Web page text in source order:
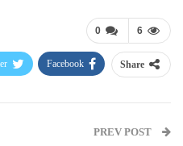
0 6
Share
Facebook